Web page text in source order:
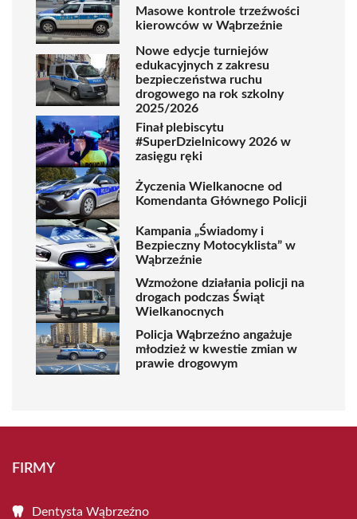
Masowe kontrole trzeźwości
kierowców w Wąbrzeźnie
Nowe edycje turniejów
edukacyjnych z zakresu
bezpieczeństwa ruchu
drogowego na rok szkolny
2025/2026
Finał plebiscytu
#SuperDzielnicowy 2026 w
zasięgu ręki
Życzenia Wielkanocne od
Komendanta Głównego Policji
Kampania „Świadomy i
Bezpieczny Motocyklista” w
Wąbrzeźnie
Wzmożone działania policji na
drogach podczas Świąt
Wielkanocnych
Policja Wąbrzeźno angażuje
młodzież w kwestie zmian w
prawie drogowym
FIRMY
Dentysta Wąbrzeźno